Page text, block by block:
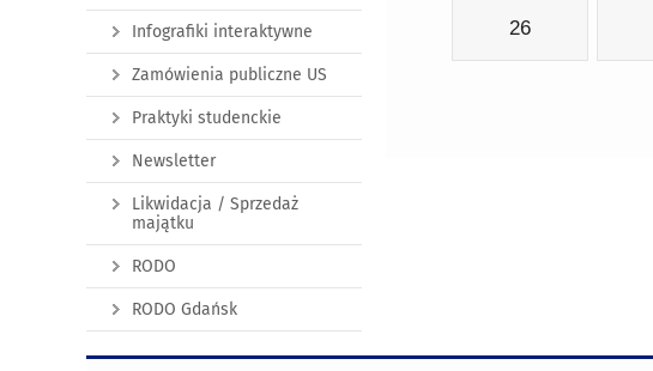
26
Infografiki interaktywne
Zamówienia publiczne US
Praktyki studenckie
Newsletter
Likwidacja / Sprzedaż
majątku
RODO
RODO Gdańsk